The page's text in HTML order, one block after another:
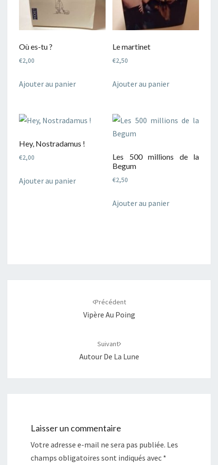
Où es-tu ?
€2,00
Ajouter au panier
Le martinet
€2,50
Ajouter au panier
Hey, Nostradamus !
€2,00
Ajouter au panier
Les 500 millions de la
Begum
€2,50
Ajouter au panier
Précédent
Vipère Au Poing
Suivant
Autour De La Lune
Laisser un commentaire
Votre adresse e-mail ne sera pas publiée. Les
champs obligatoires sont indiqués avec *